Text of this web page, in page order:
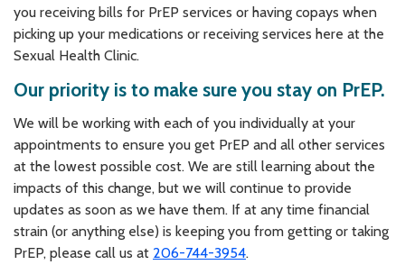
you receiving bills for PrEP services or having copays when
picking up your medications or receiving services here at the
Sexual Health Clinic.
Our priority is to make sure you stay on PrEP.
We will be working with each of you individually at your
appointments to ensure you get PrEP and all other services
at the lowest possible cost. We are still learning about the
impacts of this change, but we will continue to provide
updates as soon as we have them. If at any time financial
strain (or anything else) is keeping you from getting or taking
PrEP, please call us at 206-744-3954.